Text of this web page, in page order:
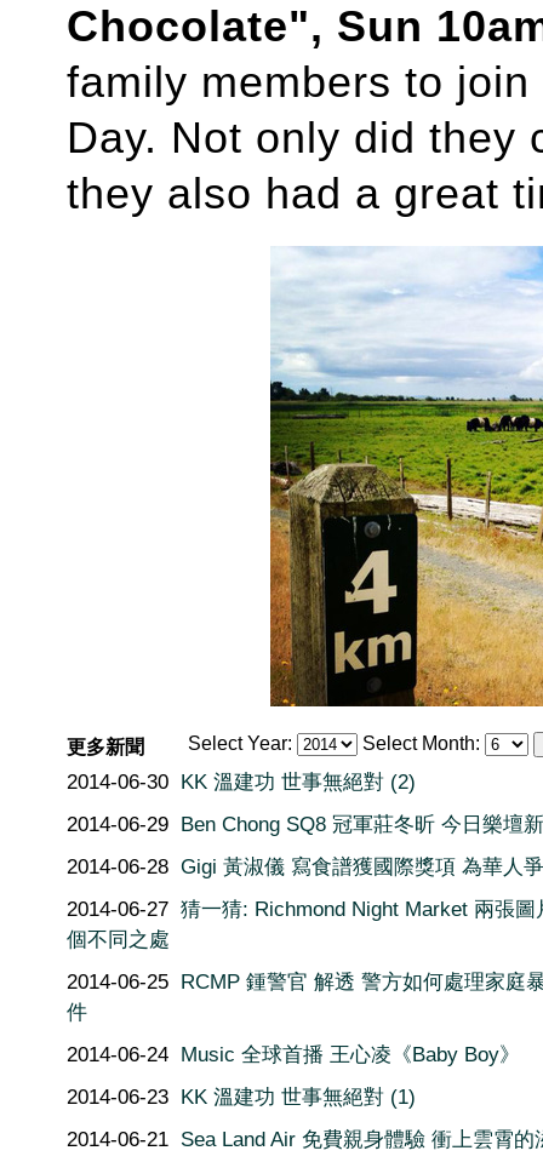
Chocolate", Sun
family members to
Day. Not only did they
they also had a great
Select Year: Select Month:
更多新聞
2014-06-30 KK 溫建功 世事無絕對 (2)
2014-06-29 Ben Chong SQ8 冠軍莊冬昕 今日樂壇
2014-06-28 Gigi 黃淑儀 寫食譜獲國際獎項 為華人
2014-06-27 猜一猜: Richmond Night Market 兩張圖
個不同之處
2014-06-25 RCMP 鍾警官 解透 警方如何處理家庭
件
2014-06-24 Music 全球首播 王心凌《Baby Boy》
2014-06-23 KK 溫建功 世事無絕對 (1)
2014-06-21 Sea Land Air 免費親身體驗 衝上雲霄的